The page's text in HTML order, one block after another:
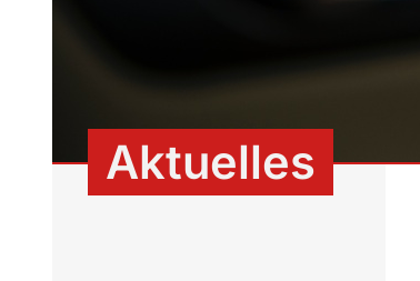
Aktuelles